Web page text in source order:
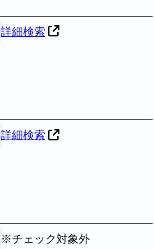
詳細検索
詳細検索
※チェック対象外